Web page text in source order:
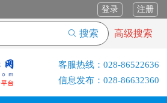
登录 注册
搜索 高级搜索
客服热线： 028-86522636
信息发布： 028-86632360